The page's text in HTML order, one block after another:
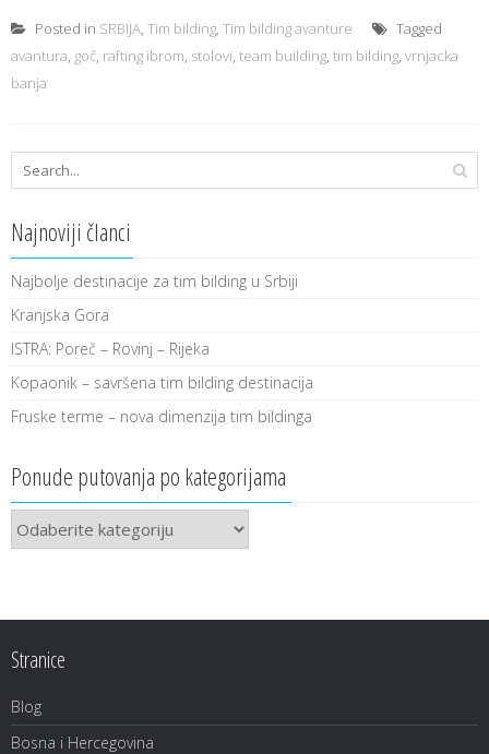
Posted in SRBIJA, Tim bilding, Tim bilding avanture
Tagged
avantura, goč, rafting ibrom, stolovi, team building, tim bilding, vrnjacka
banja
Najnoviji članci
Najbolje destinacije za tim bilding u Srbiji
Kranjska Gora
ISTRA: Poreč – Rovinj – Rijeka
Kopaonik – savršena tim bilding destinacija
Fruske terme – nova dimenzija tim bildinga
Ponude putovanja po kategorijama
Ponude
putovanja
Stranice
Blog
Bosna i Hercegovina